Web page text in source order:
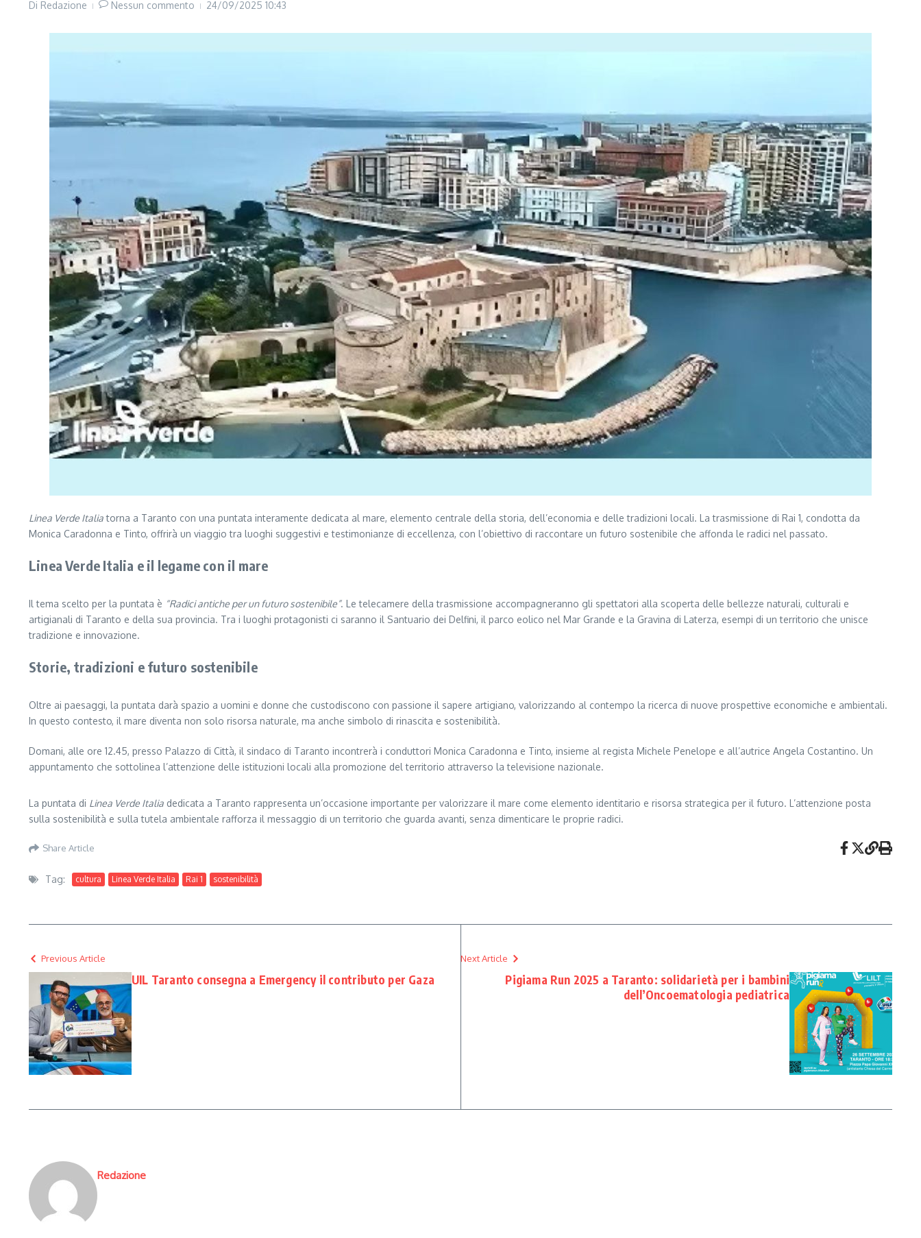
Di Redazione Nessun commento 24/09/2025 10:43
Linea Verde Italiatorna a Taranto con una puntata interamente dedicata al mare, elemento centrale della storia, dell’economia e delle tradizioni locali. La trasmissione di Rai 1, condotta da
Monica Caradonna e Tinto, offrirà un viaggio tra luoghi suggestivi e testimonianze di eccellenza, con l’obiettivo di raccontare un futuro sostenibile che affonda le radici nel passato.
Linea Verde Italia e il legame con il mare
Il tema scelto per la puntata è “Radici antiche per un futuro sostenibile”. Le telecamere della trasmissione accompagneranno gli spettatori alla scoperta delle bellezze naturali, culturali e
artigianali di Taranto e della sua provincia. Tra i luoghi protagonisti ci saranno il Santuario dei Delfini, il parco eolico nel Mar Grande e la Gravina di Laterza, esempi di un territorio che unisce
tradizione e innovazione.
Storie, tradizioni e futuro sostenibile
Oltre ai paesaggi, la puntata darà spazio a uomini e donne che custodiscono con passione il sapere artigiano, valorizzando al contempo la ricerca di nuove prospettive economiche e ambientali.
In questo contesto, il mare diventa non solo risorsa naturale, ma anche simbolo di rinascita e sostenibilità.
Domani, alle ore 12.45, presso Palazzo di Città, il sindaco di Taranto incontrerà i conduttori Monica Caradonna e Tinto, insieme al regista Michele Penelope e all’autrice Angela Costantino. Un
appuntamento che sottolinea l’attenzione delle istituzioni locali alla promozione del territorio attraverso la televisione nazionale.
La puntata di Linea Verde Italia dedicata a Taranto rappresenta un’occasione importante per valorizzare il mare come elemento identitario e risorsa strategica per il futuro. L’attenzione posta
sulla sostenibilità e sulla tutela ambientale rafforza il messaggio di un territorio che guarda avanti, senza dimenticare le proprie radici.
Share Article
Tag: cultura Linea Verde Italia Rai 1 sostenibilità
Previous Article
UIL Taranto consegna a Emergency il contributo per Gaza
Next Article
Pigiama Run 2025 a Taranto: solidarietà per i bambini
dell’Oncoematologia pediatrica
Redazione